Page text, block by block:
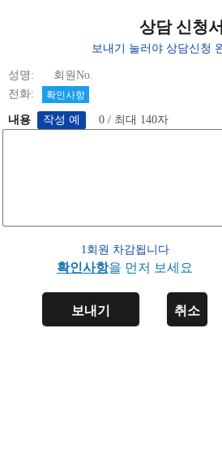
상담 신청서
보내기 눌러야 상담신청
성명: 회원No.
전화:
확인사항
내용 0 / 최대 140자
1회원 차감됩니다
확인사항을 먼저 보세요